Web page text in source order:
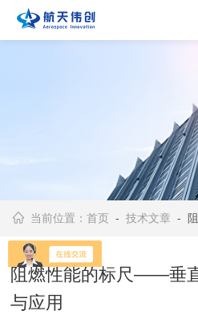
当前位置：首页 -技术文章 - 阻
阻燃性能的标尺——垂
与应用